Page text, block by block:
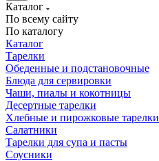
Каталог
По всему сайту
По каталогу
Каталог
Тарелки
Обеденные и подстановочные
Блюда для сервировки
Чаши, пиалы и кокотницы
Десертные тарелки
Хлебные и пирожковые тарелки
Салатники
Тарелки для супа и пасты
Соусники